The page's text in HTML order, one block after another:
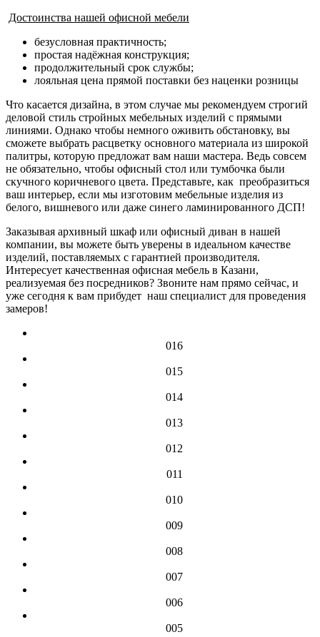
Достоинства нашей офисной мебели
безусловная практичность;
простая надёжная конструкция;
продолжительный срок службы;
лояльная цена прямой поставки без наценки розницы
Что касается дизайна, в этом случае мы рекомендуем строгий
деловой стиль стройных мебельных изделий с прямыми
линиями. Однако чтобы немного оживить обстановку, вы
сможете выбрать расцветку основного материала из широкой
палитры, которую предложат вам наши мастера. Ведь совсем
не обязательно, чтобы офисный стол или тумбочка были
скучного коричневого цвета. Представьте, как преобразиться
ваш интерьер, если мы изготовим мебельные изделия из
белого, вишневого или даже синего ламинированного ДСП!
Заказывая архивный шкаф или офисный диван в нашей
компании, вы можете быть уверены в идеальном качестве
изделий, поставляемых с гарантией производителя.
Интересует качественная офисная мебель в Казани,
реализуемая без посредников? Звоните нам прямо сейчас, и
уже сегодня к вам прибудет наш специалист для проведения
замеров!
016
015
014
013
012
011
010
009
008
007
006
005